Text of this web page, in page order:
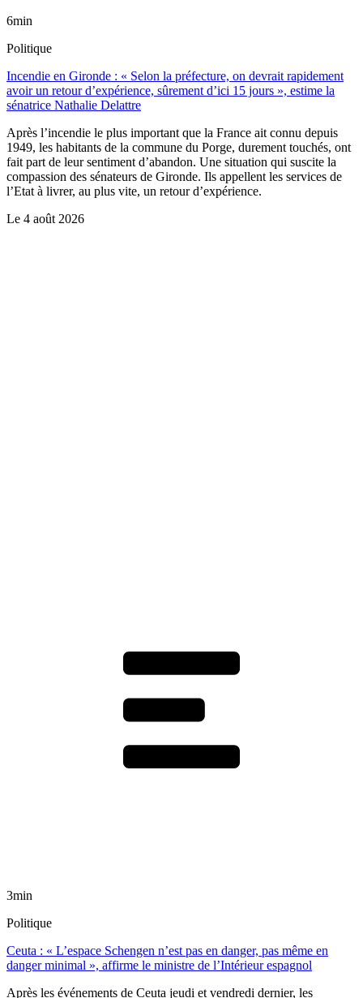
6min
Politique
Incendie en Gironde : « Selon la préfecture, on devrait rapidement
avoir un retour d’expérience, sûrement d’ici 15 jours », estime la
sénatrice Nathalie Delattre
Après l’incendie le plus important que la France ait connu depuis
1949, les habitants de la commune du Porge, durement touchés, ont
fait part de leur sentiment d’abandon. Une situation qui suscite la
compassion des sénateurs de Gironde. Ils appellent les services de
l’Etat à livrer, au plus vite, un retour d’expérience.
Le 4 août 2026
3min
Politique
Ceuta : « L’espace Schengen n’est pas en danger, pas même en
danger minimal », affirme le ministre de l’Intérieur espagnol
Après les événements de Ceuta jeudi et vendredi dernier, les